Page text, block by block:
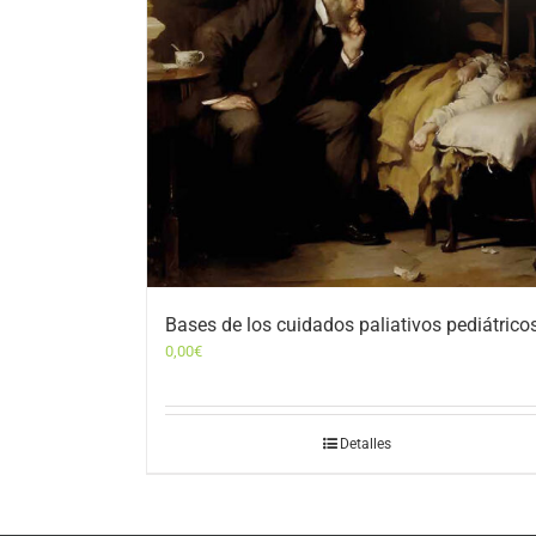
Bases de los cuidados paliativos
0,00€
Detalles